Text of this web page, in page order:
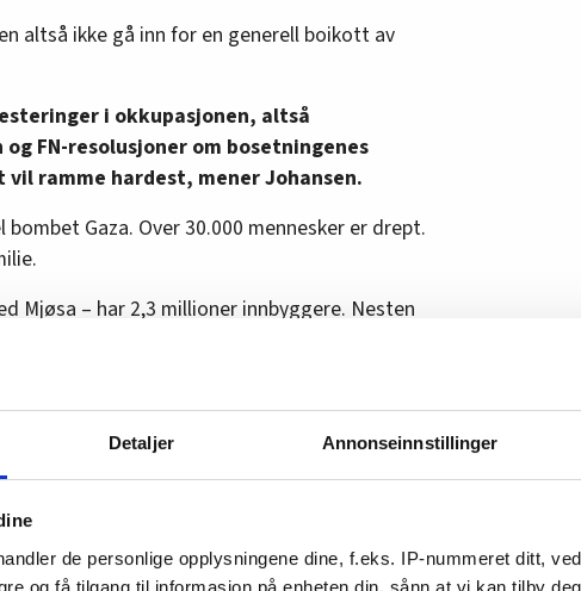
Detaljer Annonseinnstillinger
de personlige opplysningene dine, f.eks. IP-nummeret ditt,
og få tilgang til informasjon på enheten din, sånn at vi kan tilby
altså ikke gå inn for en generell boikott av
i okkupasjonen, altså
FN-resolusjoner om bosetningenes
ramme hardest, mener Johansen.
Gaza. Over 30.000 mennesker er drept.
Mjøsa – har 2,3 millioner innbyggere. Nesten
på flukt til områder der det bombes og det
Det er svært dramatisk. Og de vet at vi vet
av Gaza gjennomføres med norsk-